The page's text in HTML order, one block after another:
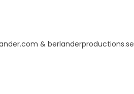
& berlanderproductions.se